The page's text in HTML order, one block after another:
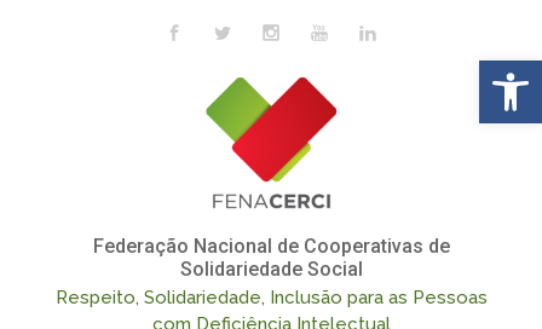
Skip to main content
Federação Nacional de Cooperativas de
Solidariedade Social
Respeito, Solidariedade, Inclusão para as Pessoas
com Deficiência Intelectual